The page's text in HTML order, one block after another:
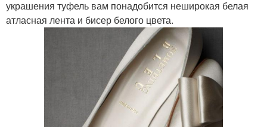
украшения туфель вам понадобится неширокая белая
атласная лента и бисер белого цвета.